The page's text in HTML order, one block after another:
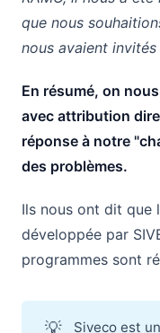
que nous
nous avaient
En résumé, on
avec attribution
réponse à notre
des problèmes.
Ils nous ont dit que
développée par
programmes sont
💡
Siveco est